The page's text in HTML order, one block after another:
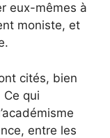
eux-mêmes à
moniste, et
cités, bien
qui
entre les